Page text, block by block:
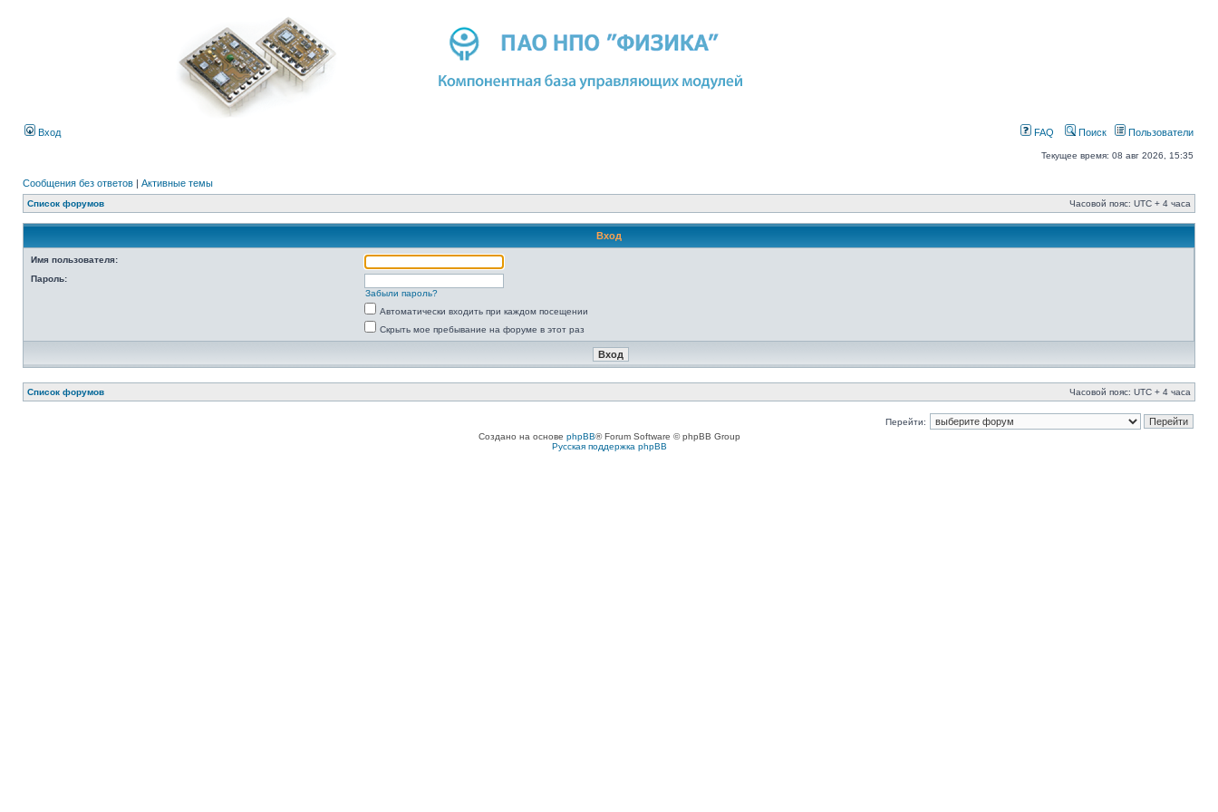
Вход FAQ Поиск Пользователи
Текущее время: 08 авг 2026, 15:35
Сообщения без ответов | Активные темы
Список форумов Часовой пояс: UTC + 4 часа
Вход
Имя пользователя:
Пароль:
Забыли пароль?
Автоматически входить при каждом посещении
Скрыть мое пребывание на форуме в этот раз
Список форумов Часовой пояс: UTC + 4 часа
Перейти:
Создано на основе phpBB® Forum Software © phpBB Group
Русская поддержка phpBB